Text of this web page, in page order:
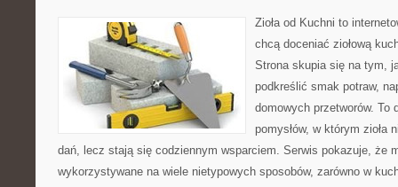
Zioła od Kuchni to
chcą doceniać ziołową
Strona skupia się na tym,
podkreślić smak potraw,
domowych przetworów. To
pomysłów, w którym zioła
dań, lecz stają się codziennym wsparciem. Serwis pokazuje, że
wykorzystywane na wiele nietypowych sposobów, zarówno w